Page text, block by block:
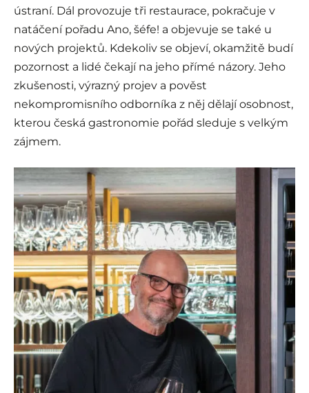
ústraní. Dál provozuje tři restaurace, pokračuje v
natáčení pořadu Ano, šéfe! a objevuje se také u
nových projektů. Kdekoliv se objeví, okamžitě budí
pozornost a lidé čekají na jeho přímé názory. Jeho
zkušenosti, výrazný projev a pověst
nekompromisního odborníka z něj dělají osobnost,
kterou česká gastronomie pořád sleduje s velkým
zájmem.